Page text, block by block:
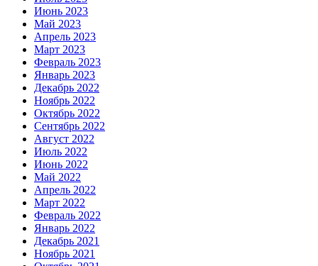
Июнь 2023
Май 2023
Апрель 2023
Март 2023
Февраль 2023
Январь 2023
Декабрь 2022
Ноябрь 2022
Октябрь 2022
Сентябрь 2022
Август 2022
Июль 2022
Июнь 2022
Май 2022
Апрель 2022
Март 2022
Февраль 2022
Январь 2022
Декабрь 2021
Ноябрь 2021